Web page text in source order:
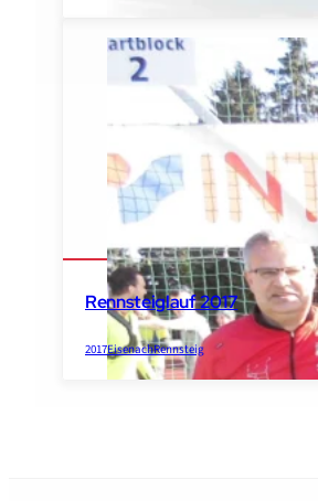
Rennsteiglauf 2017
2017EisenachRennsteig